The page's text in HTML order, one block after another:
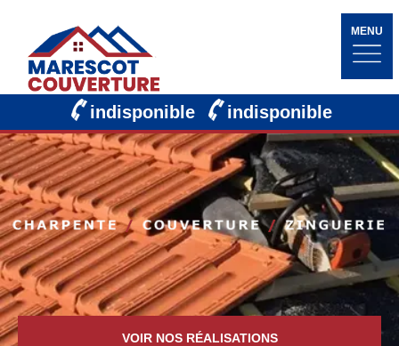
MENU
indisponible indisponible
VOIR NOS RÉALISATIONS